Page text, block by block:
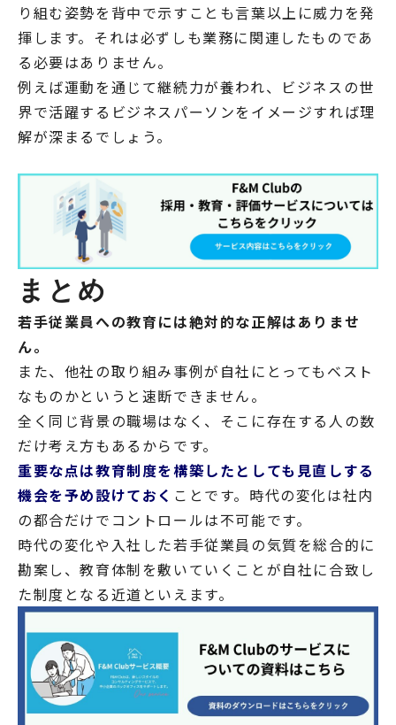
り組む姿勢を背中で示すことも言葉以上に威力を発
揮します。それは必ずしも業務に関連したものであ
る必要はありません。
例えば運動を通じて継続力が養われ、ビジネスの世
界で活躍するビジネスパーソンをイメージすれば理
解が深まるでしょう。
まとめ
若手従業員への教育には絶対的な正解はありませ
ん。
また、他社の取り組み事例が自社にとってもベスト
なものかというと速断できません。
全く同じ背景の職場はなく、そこに存在する人の数
だけ考え方もあるからです。
重要な点は教育制度を構築したとしても見直しする
機会を予め設けておく ことです。時代の変化は社内
の都合だけでコントロールは不可能です。
時代の変化や入社した若手従業員の気質を総合的に
勘案し、教育体制を敷いていくことが自社に合致し
た制度となる近道といえます。